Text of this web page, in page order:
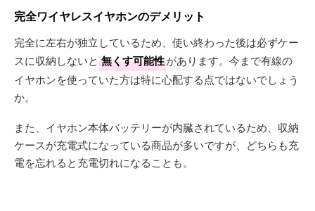
完全ワイヤレスイヤホンのデメリット
完全に左右が独立しているため、使い終わった後は必ずケー
スに収納しないと 無くす可能性があります。今まで有線の
イヤホンを使っていた方は特に心配する点ではないでしょう
か。
また、イヤホン本体バッテリーが内臓されているため、収納
ケースが充電式になっている商品が多いですが、どちらも充
電を忘れると充電切れになることも。